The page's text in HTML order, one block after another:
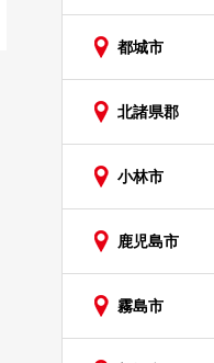
都城市
北諸県郡
小林市
鹿児島市
霧島市